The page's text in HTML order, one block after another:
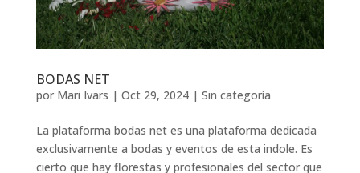
BODAS NET
por Mari Ivars | Oct 29, 2024| Sin categoría
La plataforma bodas net es una plataforma dedicada
exclusivamente a bodas y eventos de esta indole. Es
cierto que hay florestas y profesionales del sector que